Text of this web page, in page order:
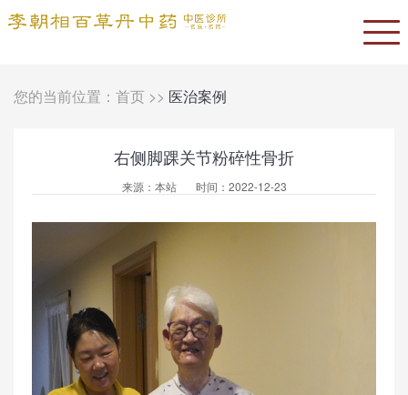
您的当前位置： 首页 >> 医治案例
右侧脚踝关节粉碎性骨折
来源：本站 时间：2022-12-23